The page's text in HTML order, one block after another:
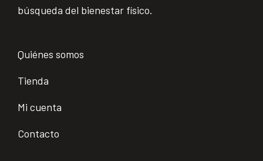
búsqueda del bienestar físico.
Quiénes somos
Tienda
Mi cuenta
Contacto